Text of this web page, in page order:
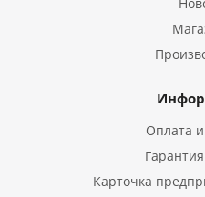
Оплата и
Карточка